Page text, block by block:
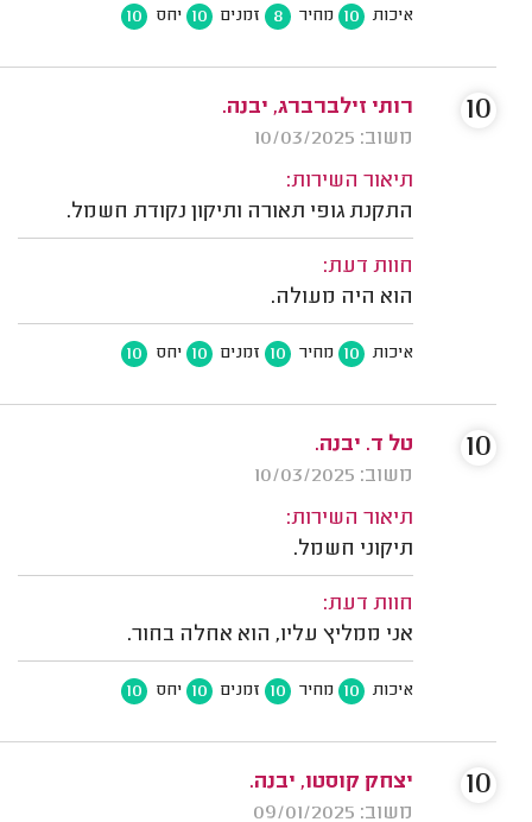
איכות 10 מחיר 8 זמנים 10 יחס 10
רותי זילברברג, יבנה.
משוב: 10/03/2025
תיאור השירות:
התקנת גופי תאורה ותיקון נקודת חשמל.
חוות דעת:
הוא היה מעולה.
איכות 10 מחיר 10 זמנים 10 יחס 10
10
טל ד. יבנה.
משוב: 10/03/2025
תיאור השירות:
תיקוני חשמל.
חוות דעת:
אני ממליץ עליו, הוא אחלה בחור.
איכות 10 מחיר 10 זמנים 10 יחס 10
10
יצחק קוסטו, יבנה.
משוב: 09/01/2025
10